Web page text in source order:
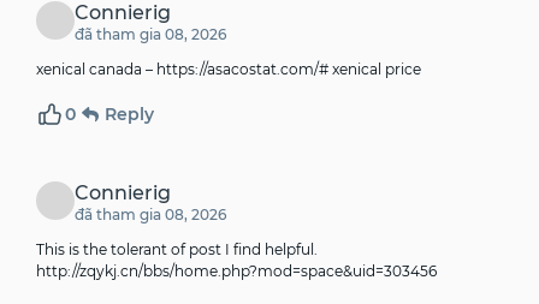
Connierig
đã tham gia 08, 2026
xenical canada – https://asacostat.com/# xenical price
0 Reply
Connierig
đã tham gia 08, 2026
This is the tolerant of post I find helpful.
http://zqykj.cn/bbs/home.php?mod=space&uid=303456